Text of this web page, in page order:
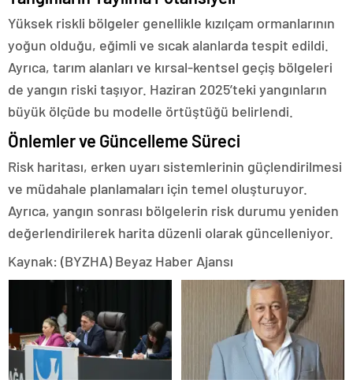
Yüksek riskli bölgeler genellikle kızılçam ormanlarının
yoğun olduğu, eğimli ve sıcak alanlarda tespit edildi.
Ayrıca, tarım alanları ve kırsal-kentsel geçiş bölgeleri
de yangın riski taşıyor. Haziran 2025’teki yangınların
büyük ölçüde bu modelle örtüştüğü belirlendi.
Önlemler ve Güncelleme Süreci
Risk haritası, erken uyarı sistemlerinin güçlendirilmesi
ve müdahale planlamaları için temel oluşturuyor.
Ayrıca, yangın sonrası bölgelerin risk durumu yeniden
değerlendirilerek harita düzenli olarak güncelleniyor.
Kaynak: (BYZHA) Beyaz Haber Ajansı